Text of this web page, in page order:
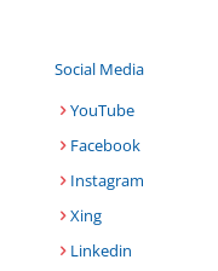
Social Media
YouTube
Facebook
Instagram
Xing
Linkedin